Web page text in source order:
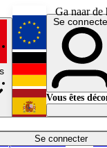
Ga naar
Se connecter
Économie
English
Deutsch
Español
Se
Vous êtes